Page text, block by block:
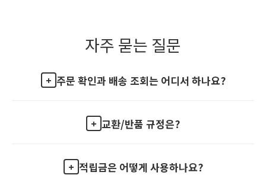
자주 묻는 질문
주문 확인과 배송 조회는 어디서 하나요?
교환/반품 규정은?
적립금은 어떻게 사용하나요?